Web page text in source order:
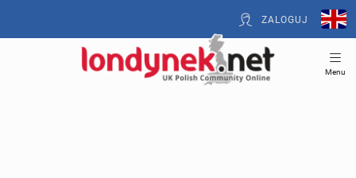
ZALOGUJ
Menu